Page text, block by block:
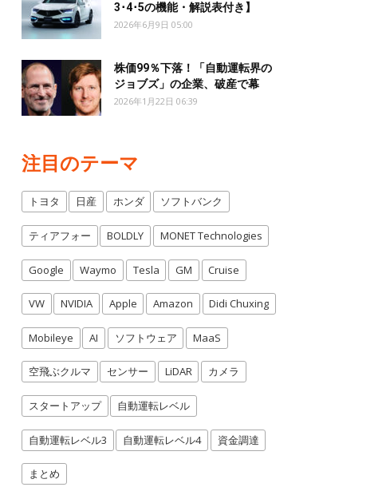
3･4･5の機能・解説表付き】
2026年6月9日 05:00
株価99％下落！「自動運転界の
ジョブズ」の企業、破産で幕
2026年1月22日 06:39
注目のテーマ
トヨタ 日産 ホンダ ソフトバンク
ティアフォー BOLDLY MONET Technologies
Google Waymo Tesla GM Cruise
VW NVIDIA Apple Amazon Didi Chuxing
Mobileye AI ソフトウェア MaaS
空飛ぶクルマ センサー LiDAR カメラ
スタートアップ 自動運転レベル
自動運転レベル3 自動運転レベル4 資金調達
まとめ